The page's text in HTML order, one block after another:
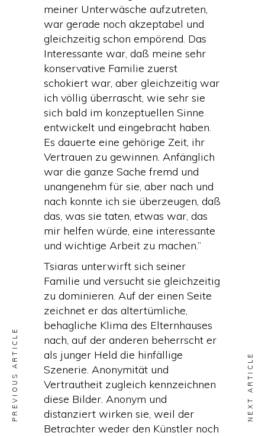
meiner Unterwäsche aufzutreten,
war gerade noch akzeptabel und
gleichzeitig schon empörend. Das
Interessante war, daß meine sehr
konservative Familie zuerst
schokiert war, aber gleichzeitig war
ich völlig überrascht, wie sehr sie
sich bald im konzeptuellen Sinne
entwickelt und eingebracht haben.
Es dauerte eine gehörige Zeit, ihr
Vertrauen zu gewinnen. Anfänglich
war die ganze Sache fremd und
unangenehm für sie, aber nach und
nach konnte ich sie überzeugen, daß
das, was sie taten, etwas war, das
mir helfen würde, eine interessante
und wichtige Arbeit zu machen.”
Tsiaras unterwirft sich seiner
Familie und versucht sie gleichzeitig
zu dominieren. Auf der einen Seite
zeichnet er das altertümliche,
behagliche Klima des Elternhauses
nach, auf der anderen beherrscht er
als junger Held die hinfällige
Szenerie. Anonymität und
Vertrautheit zugleich kennzeichnen
diese Bilder. Anonym und
distanziert wirken sie, weil der
Betrachter weder den Künstler noch
PREVIOUS ARTICLE NEXT ARTICLE